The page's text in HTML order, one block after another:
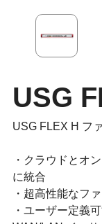
USG
USG FLEX H フ
・クラウドとオ
に統合
・超⾼性能なフ
・ユーザー定義